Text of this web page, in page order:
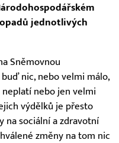
jednotlivých
Sněmovnou
nic, nebo velmi málo,
nebo jen velmi
výdělků je přesto
na sociální a zdravotní
změny na tom nic